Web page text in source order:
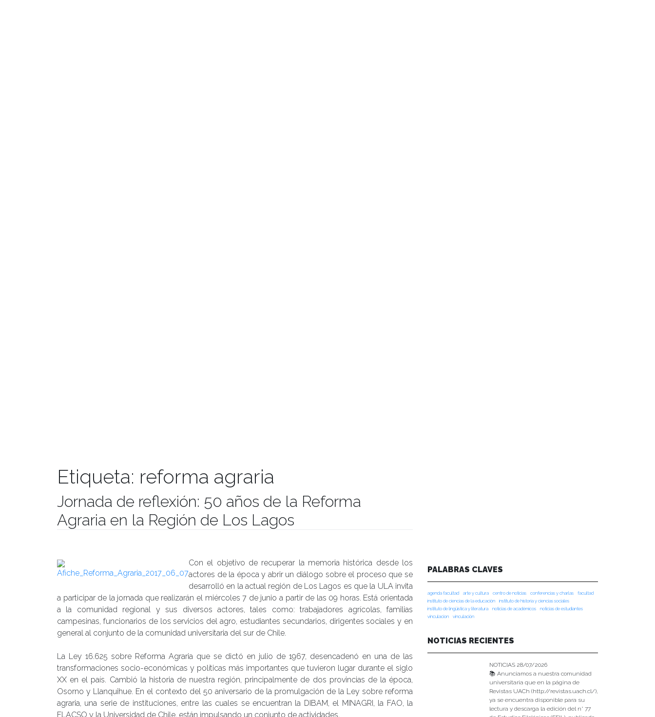
Etiqueta: reforma agraria
Jornada de reflexión: 50 años de la Reforma
Agraria en la Región de Los Lagos
Con el objetivo de recuperar la memoria histórica desde los
actores de la época y abrir un diálogo sobre el proceso que se
desarrolló en la actual región de Los Lagos es que la ULA invita
a participar de la jornada que realizarán el miércoles 7 de junio a partir de las 09 horas. Está orientada
a la comunidad regional y sus diversos actores, tales como: trabajadores agrícolas, familias
campesinas, funcionarios de los servicios del agro, estudiantes secundarios, dirigentes sociales y en
general al conjunto de la comunidad universitaria del sur de Chile.
La Ley 16.625 sobre Reforma Agraria que se dictó en julio de 1967, desencadenó en una de las
transformaciones socio-económicas y políticas más importantes que tuvieron lugar durante el siglo
XX en el país. Cambió la historia de nuestra región, principalmente de dos provincias de la época,
Osorno y Llanquihue. En el contexto del 50 aniversario de la promulgación de la Ley sobre reforma
agraria, una serie de instituciones, entre las cuales se encuentran la DIBAM, el MINAGRI, la FAO, la
FLACSO y la Universidad de Chile, están impulsando un conjunto de actividades.
PALABRAS CLAVES
agenda facultad arte y cultura centro de noticias conferencias y charlas
facultad
instituto de ciencias de la educación
instituto de historia y ciencias sociales
instituto de lingüística y literatura
noticias de académicos
noticias de estudiantes
vinculacion
vinculación
NOTICIAS RECIENTES
NOTICIAS 28/07/2026
📚 Anunciamos a nuestra comunidad
universitaria que en la página de
Revistas UACh (http://revistas.uach.cl/),
ya se encuentra disponible para su
lectura y descarga la edición del n° 77